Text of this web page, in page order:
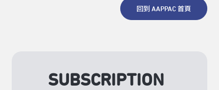
回到 AAPPAC 首頁
SUBSCRIPTION